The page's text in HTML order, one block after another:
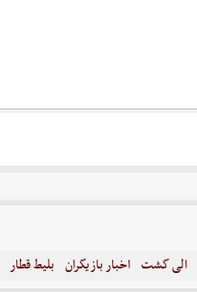
الی گشت اخبار بازیگران بلیط قطار